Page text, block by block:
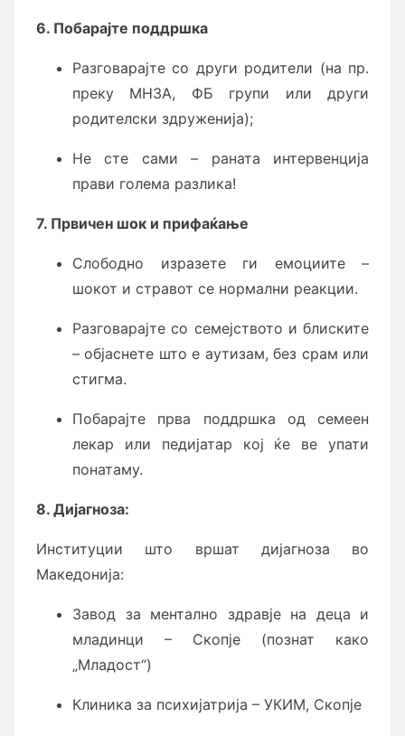
6. Побарајте поддршка
Разговарајте со други родители (на пр.
преку МНЗА, ФБ групи или други
родителски здруженија);
Не сте сами – раната интервенција
прави голема разлика!
7. Првичен шок и прифаќање
Слободно изразете ги емоциите –
шокот и стравот се нормални реакции.
Разговарајте со семејството и блиските
– објаснете што е аутизам, без срам или
стигма.
Побарајте прва поддршка од семеен
лекар или педијатар кој ќе ве упати
понатаму.
8. Дијагноза:
Институции што вршат дијагноза во
Македонија:
Завод за ментално здравје на деца и
младинци – Скопје (познат како
„Младост“)
Клиника за психијатрија – УКИМ, Скопје